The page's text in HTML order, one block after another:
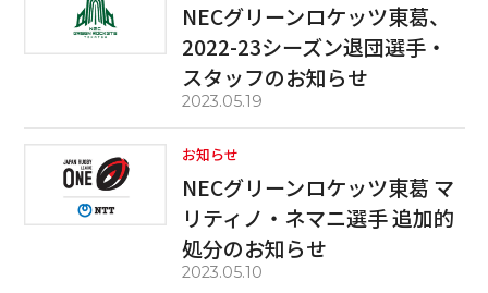
NECグリーンロケッツ東葛、
2022-23シーズン退団選手・
スタッフのお知らせ
2023.05.19
お知らせ
NECグリーンロケッツ東葛 マ
リティノ・ネマニ選手 追加的
処分のお知らせ
2023.05.10